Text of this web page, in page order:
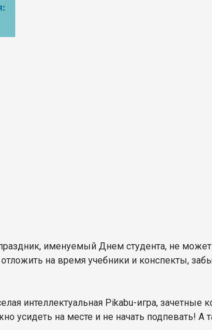
именуемый Днем студента, не
на время учебники и конспекты,
интеллектуальная Pikabu-игра,
на месте и не начать подпевать! А